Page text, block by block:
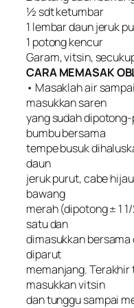
½ sdt ketumbar
1 lembar daun jeruk
1 potong kencur
Garam, vitsin,
CARA MEMASAK
• Masaklah air
masukkan saren
yang sudah
bumbu bersama
tempe busuk
daun
jeruk purut, cabe
bawang
merah (dipotong ± 1
satu dan
dimasukkan bersama
diparut
memanjang.
masukkan vitsin
dan tunggu sampai